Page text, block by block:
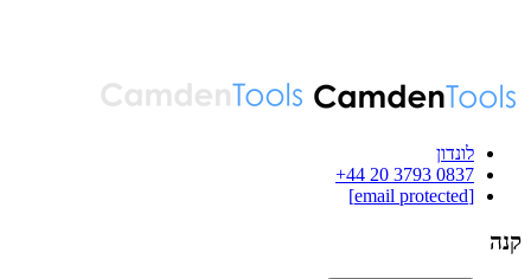
לונדון
‪+44 20 3793 0837‬
[email protected]
קנה